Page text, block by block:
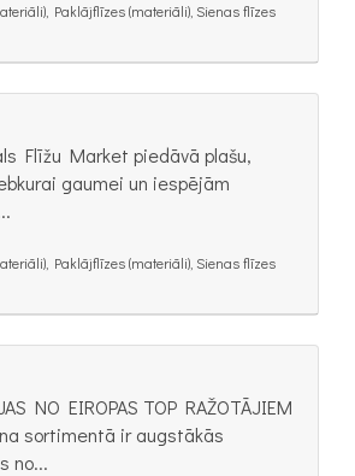
Paklājflīzes (materiāli), Sienas flīzes
Flīžu Market piedāvā plašu,
gaumei un iespējām
Paklājflīzes (materiāli), Sienas flīzes
NO EIROPAS TOP RAŽOTĀJIEM
sortimentā ir augstākās
no...